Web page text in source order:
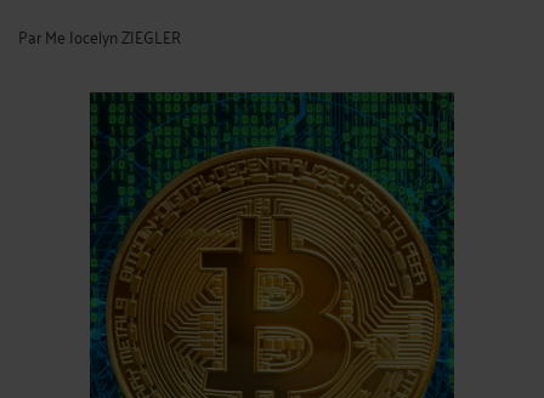
ParMe Jocelyn ZIEGLER